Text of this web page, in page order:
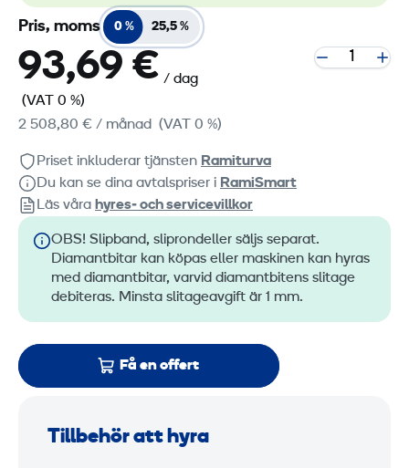
Pris, moms 0 % 25,5 %
93,69 € / dag
(VAT 0 %)
2 508,80 € / månad (VAT 0 %)
Priset inkluderar tjänsten Ramiturva
Du kan se dina avtalspriser i RamiSmart
Läs våra hyres‑ och servicevillkor
OBS! Slipband, sliprondeller säljs separat.
Diamantbitar kan köpas eller maskinen kan hyras
med diamantbitar, varvid diamantbitens slitage
debiteras. Minsta slitageavgift är 1 mm.
Få en offert
Tillbehör att hyra